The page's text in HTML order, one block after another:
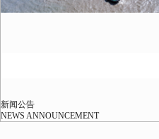
新闻公告
NEWS ANNOUNCEMENT